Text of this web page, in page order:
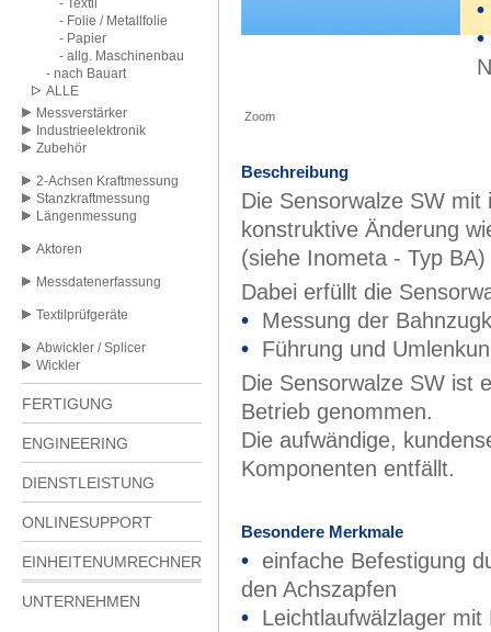
- Textil
- Folie / Metallfolie
- Papier
- allg. Maschinenbau
- nach Bauart
ALLE
Messverstärker
Industrieelektronik
Zubehör
2-Achsen Kraftmessung
Stanzkraftmessung
Längenmessung
Aktoren
Messdatenerfassung
Textilprüfgeräte
Abwickler / Splicer
Wickler
FERTIGUNG
ENGINEERING
DIENSTLEISTUNG
ONLINESUPPORT
EINHEITENUMRECHNER
UNTERNEHMEN
•
•
Zoom
Beschreibung
Die Sensorwalze SW
konstruktive Änderung
(siehe Inometa - Typ
Dabei erfüllt die
• Messung der
• Führung und
Die Sensorwalze SW ist
Betrieb genommen.
Die aufwändige,
Komponenten entfällt.
Besondere Merkmale
• einfache Befestigung
den Achszapfen
• Leichtlaufwälzlager